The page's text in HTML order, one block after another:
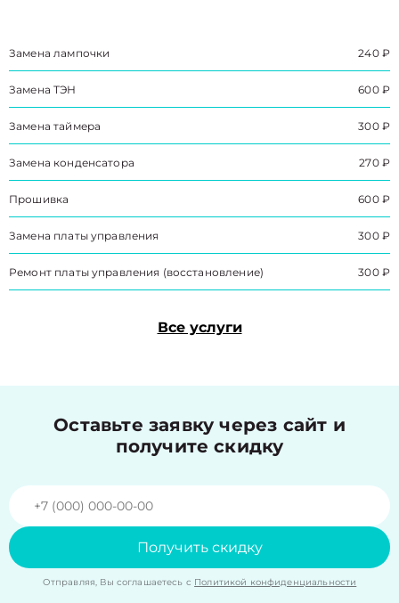
Замена лампочки 240 ₽
Замена ТЭН 600 ₽
Замена таймера 300 ₽
Замена конденсатора 270 ₽
Прошивка 600 ₽
Замена платы управления 300 ₽
Ремонт платы управления (восстановление) 300 ₽
Все услуги
Оставьте заявку через сайт и
получите скидку
Получить скидку
Отправляя, Вы соглашаетесь с Политикой конфиденциальности